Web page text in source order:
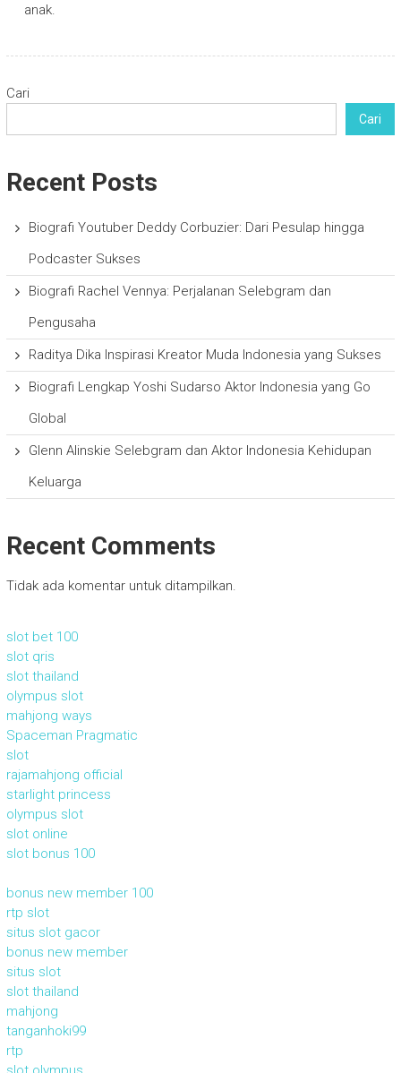
anak.
Cari
Cari
Recent Posts
Biografi Youtuber Deddy Corbuzier: Dari Pesulap hingga
Podcaster Sukses
Biografi Rachel Vennya: Perjalanan Selebgram dan
Pengusaha
Raditya Dika Inspirasi Kreator Muda Indonesia yang Sukses
Biografi Lengkap Yoshi Sudarso Aktor Indonesia yang Go
Global
Glenn Alinskie Selebgram dan Aktor Indonesia Kehidupan
Keluarga
Recent Comments
Tidak ada komentar untuk ditampilkan.
slot bet 100
slot qris
slot thailand
olympus slot
mahjong ways
Spaceman Pragmatic
slot
rajamahjong official
starlight princess
olympus slot
slot online
slot bonus 100
bonus new member 100
rtp slot
situs slot gacor
bonus new member
situs slot
slot thailand
mahjong
tanganhoki99
rtp